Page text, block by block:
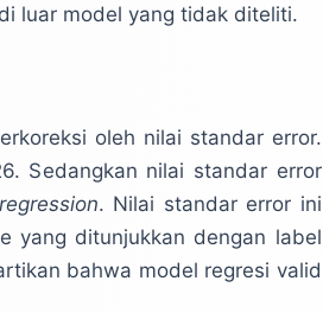
luar model yang tidak diteliti.
oleh nilai standar error.
Sedangkan nilai standar error
. Nilai standar error ini
yang ditunjukkan dengan label
bahwa model regresi valid